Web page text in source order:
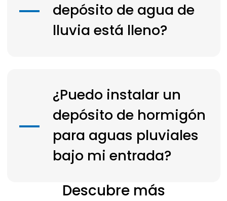
depósito de agua de
lluvia está lleno?
¿Puedo instalar un
depósito de hormigón
para aguas pluviales
bajo mi entrada?
Descubre más